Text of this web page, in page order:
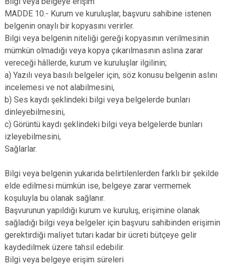
MADDE 10.- Kurum ve kuruluşlar, başvuru sahibine istenen
belgenin onaylı bir kopyasını verirler.
Bilgi veya belgenin niteliği gereği kopyasının verilmesinin
mümkün olmadığı veya kopya çıkarılmasının aslına zarar
vereceği hâllerde, kurum ve kuruluşlar ilgilinin;
a) Yazılı veya basılı belgeler için, söz konusu belgenin aslını
incelemesi ve not alabilmesini,
b) Ses kaydı şeklindeki bilgi veya belgelerde bunları
dinleyebilmesini,
c) Görüntü kaydı şeklindeki bilgi veya belgelerde bunları
izleyebilmesini,
Sağlarlar.
Bilgi veya belgenin yukarıda belirtilenlerden farklı bir şekilde
elde edilmesi mümkün ise, belgeye zarar vermemek
koşuluyla bu olanak sağlanır.
Başvurunun yapıldığı kurum ve kuruluş, erişimine olanak
sağladığı bilgi veya belgeler için başvuru sahibinden erişimin
gerektirdiği maliyet tutarı kadar bir ücreti bütçeye gelir
kaydedilmek üzere tahsil edebilir.
Bilgi veya belgeye erişim süreleri